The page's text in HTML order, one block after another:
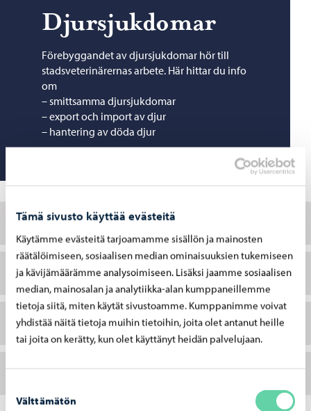
Tämä sivusto käyttää evästeitä
Käytämme evästeitä tarjoamamme sisällön ja mainosten
räätälöimiseen, sosiaalisen median ominaisuuksien tukemiseen
ja kävijämäärämme analysoimiseen. Lisäksi jaamme sosiaalisen
median, mainosalan ja analytiikka-alan kumppaneillemme
tietoja siitä, miten käytät sivustoamme. Kumppanimme voivat
yhdistää näitä tietoja muihin tietoihin, joita olet antanut heille
tai joita on kerätty, kun olet käyttänyt heidän palvelujaan.
valinta
Välttämätön
Djursjukdomar
Förebyggandet av djursjukdomar hör till
stadsveterinärernas arbete. Här hittar du info
om
– smittsamma djursjukdomar
– export och import av djur
– hantering av döda djur
Import och export av djur
Djursjukdomar
Döda djur
Kontaktuppgifter